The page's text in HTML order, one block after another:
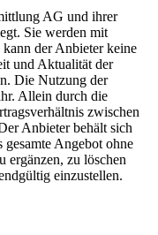
AG und ihrer
Sie werden mit
der Anbieter keine
und Aktualität der
Die Nutzung der
Allein durch die
zwischen
Anbieter behält sich
gesamte Angebot ohne
ergänzen, zu löschen
einzustellen.